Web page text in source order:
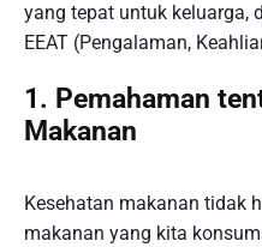
yang tepat untuk keluarga,
EEAT (Pengalaman,
1. Pemahaman
Makanan
Kesehatan makanan tidak
makanan yang kita